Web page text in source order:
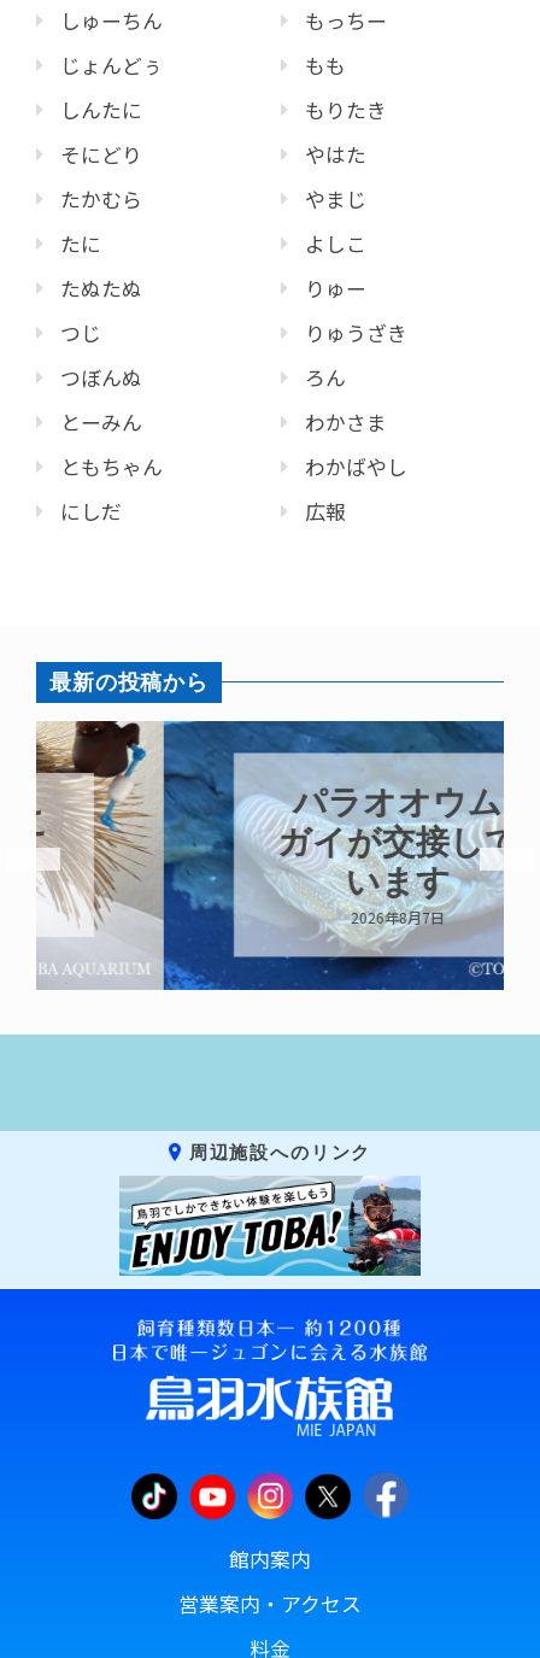
しゅーちん
じょんどぅ
しんたに
そにどり
たかむら
たに
たぬたぬ
つじ
つぼんぬ
とーみん
ともちゃん
にしだ
もっちー
もも
もりたき
やはた
やまじ
よしこ
りゅー
りゅうざき
ろん
わかさま
わかばやし
広報
最新の投稿から
パラオオウム
ガイが交接して
います
2026年8月7日
周辺施設へのリンク
館内案内
営業案内・アクセス
料金